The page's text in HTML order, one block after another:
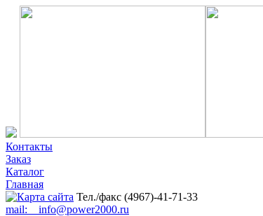
Контакты
Заказ
Каталог
Главная
Тел./факс (4967)-41-71-33
mail: info@power2000.ru